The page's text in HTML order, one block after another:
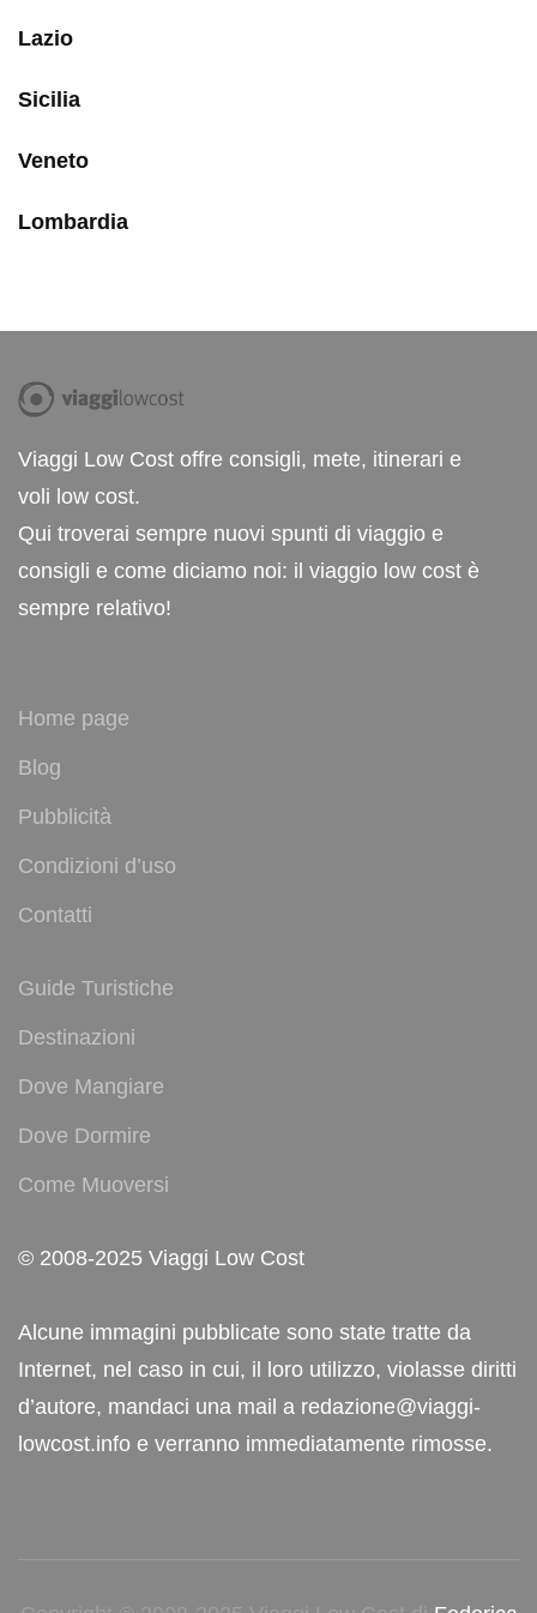
Lazio
Sicilia
Veneto
Lombardia
Viaggi Low Cost offre consigli, mete, itinerari e
voli low cost.
Qui troverai sempre nuovi spunti di viaggio e
consigli e come diciamo noi: il viaggio low cost è
sempre relativo!
Home page
Blog
Pubblicità
Condizioni d’uso
Contatti
Guide Turistiche
Destinazioni
Dove Mangiare
Dove Dormire
Come Muoversi
© 2008-2025 Viaggi Low Cost
Alcune immagini pubblicate sono state tratte da
Internet, nel caso in cui, il loro utilizzo, violasse diritti
d’autore, mandaci una mail a redazione@viaggi-
lowcost.info e verranno immediatamente rimosse.